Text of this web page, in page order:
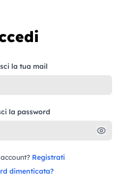
la tua mail
la password
Registrati
dimenticata?